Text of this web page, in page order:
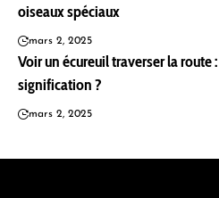
oiseaux spéciaux
mars 2, 2025
Voir un écureuil traverser la route
signification ?
mars 2, 2025